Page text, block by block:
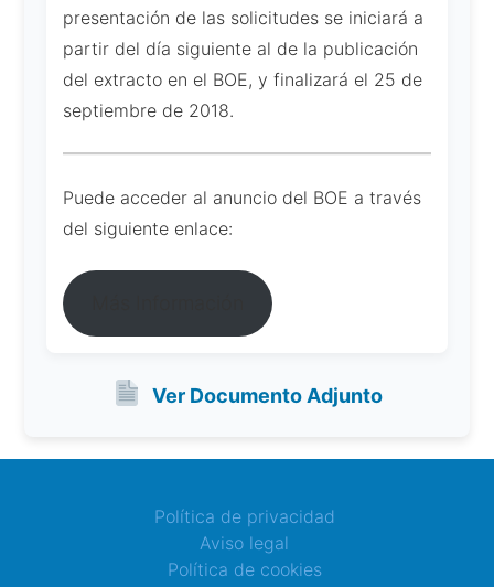
presentación de las solicitudes se iniciará a
partir del día siguiente al de la publicación
del extracto en el BOE, y finalizará el 25 de
septiembre de 2018.
Puede acceder al anuncio del BOE a través
del siguiente enlace:
Ver Documento Adjunto
Política de privacidad
Aviso legal
Política de cookies